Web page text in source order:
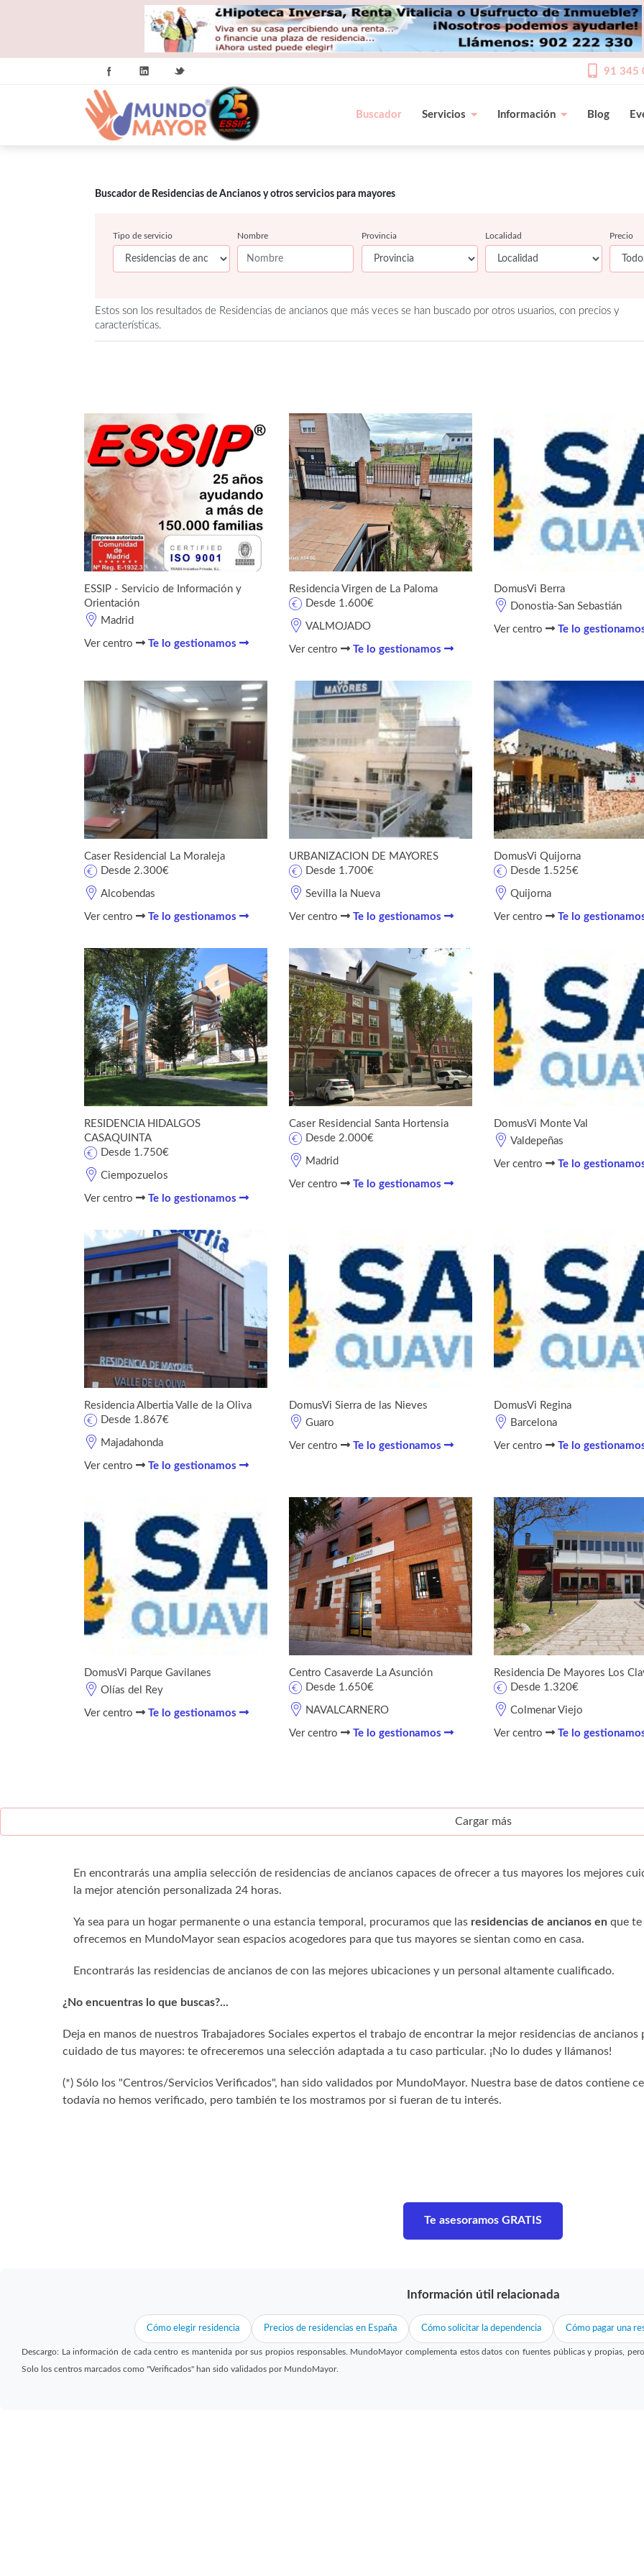
91 345
Buscador Servicios Información Blog
Buscador de Residencias de Ancianos y otros servicios para mayores
Tipo de servicio Nombre Provincia Localidad Precio
Estos son los resultados de Residencias de ancianos que más veces se han buscado por otros usuarios, con precios y
características.
ESSIP - Servicio de Información y
Orientación
Madrid
Ver centro Te lo gestionamos
Residencia Virgen de La Paloma
VALMOJADO
Desde 1.600€
Ver centro Te lo gestionamos
DomusVi Berra
Donostia-San Sebastián
Ver centro Te lo
Caser Residencial La Moraleja
Alcobendas
Desde 2.300€
Ver centro Te lo gestionamos
URBANIZACION DE MAYORES
Sevilla la Nueva
Desde 1.700€
Ver centro Te lo gestionamos
DomusVi Quijorna
Quijorna
Desde 1.525€
Ver centro Te lo
RESIDENCIA HIDALGOS
CASAQUINTA
Ciempozuelos
Desde 1.750€
Ver centro Te lo gestionamos
Caser Residencial Santa Hortensia
Madrid
Desde 2.000€
Ver centro Te lo gestionamos
DomusVi Monte Val
Valdepeñas
Ver centro Te lo
Residencia Albertia Valle de la Oliva
Majadahonda
Desde 1.867€
Ver centro Te lo gestionamos
DomusVi Sierra de las Nieves
Guaro
Ver centro Te lo gestionamos
DomusVi Regina
Barcelona
Ver centro Te lo
DomusVi Parque Gavilanes
Olías del Rey
Ver centro Te lo gestionamos
Centro Casaverde La Asunción
NAVALCARNERO
Desde 1.650€
Ver centro Te lo gestionamos
Residencia De Mayores Los
Colmenar Viejo
Desde 1.320€
Ver centro Te lo
Cargar más
En encontrarás una amplia selección de residencias de ancianos capaces de ofrecer a tus mayores los mejores
la mejor atención personalizada 24 horas.
Ya sea para un hogar permanente o una estancia temporal, procuramos que las residencias de ancianos en que te
ofrecemos en MundoMayor sean espacios acogedores para que tus mayores se sientan como en casa.
Encontrarás las residencias de ancianos de con las mejores ubicaciones y un personal altamente cualificado.
¿No encuentras lo que buscas?...
Deja en manos de nuestros Trabajadores Sociales expertos el trabajo de encontrar la mejor residencias de ancianos
cuidado de tus mayores: te ofreceremos una selección adaptada a tu caso particular. ¡No lo dudes y llámanos!
(*) Sólo los "Centros/Servicios Verificados", han sido validados por MundoMayor. Nuestra base de datos contiene
todavía no hemos verificado, pero también te los mostramos por si fueran de tu interés.
Te asesoramos GRATIS
Información útil relacionada
Cómo elegir residencia Precios de residencias en España Cómo solicitar la dependencia Cómo pagar una
Descargo: La información de cada centro es mantenida por sus propios responsables. MundoMayor complementa estos datos con fuentes públicas y propias,
Solo los centros marcados como "Verificados" han sido validados por MundoMayor.